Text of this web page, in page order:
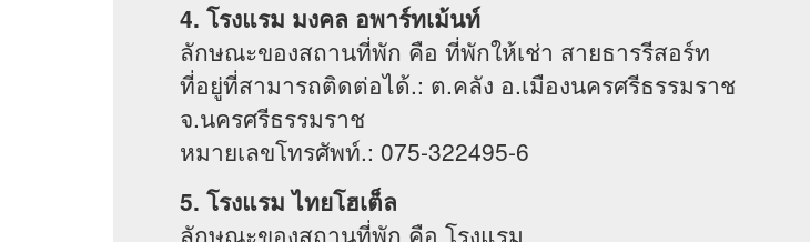
4. โรงแรม มงคล อพาร์ทเม้นท์
ลักษณะของสถานที่พัก คือ ที่พักให้เช่า สายธารรีสอร์ท
ที่อยู่ที่สามารถติดต่อได้.: ต.คลัง อ.เมืองนครศรีธรรมราช
จ.นครศรีธรรมราช
หมายเลขโทรศัพท์.: 075-322495-6
5. โรงแรม ไทยโฮเต็ล
ลักษณะของสถานที่พัก คือ โรงแรม